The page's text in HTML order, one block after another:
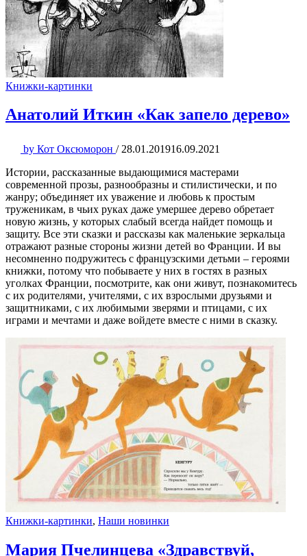
Книжки-картинки
Анатолий Иткин «Как запело дерево»
by Кот Оксюморон / 28.01.201916.09.2021
Истории, рассказанные выдающимися мастерами
современной прозы, разнообразны и стилистически, и по
жанру; объединяет их уважение и любовь к простым
труженикам, в чьих руках даже умершее дерево обретает
новую жизнь, у которых слабый всегда найдет помощь и
защиту. Все эти сказки и рассказы как маленькие зеркальца
отражают разные стороны жизни детей во Франции. И вы
несомненно подружитесь с французскими детьми – героями
книжки, потому что побываете у них в гостях в разных
уголках Франции, посмотрите, как они живут, познакомитесь
с их родителями, учителями, с их взрослыми друзьями и
защитниками, с их любимыми зверями и птицами, с их
играми и мечтами и даже войдете вместе с ними в сказку.
Книжки-картинки, Наши новинки
Мария Пчелинцева «Здравствуй,